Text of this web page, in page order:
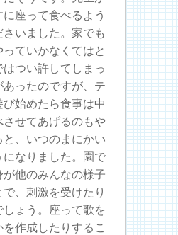
座って食べるよう
いました。家でも
っていかなくてはと
つい許してしまっ
ったのですが、テ
び始めたら食事は中
させてあげるのもや
、いつのまにかい
なりました。園で
他のみんなの様子
、刺激を受けたり
しょう。座って歌を
作成したりするこ